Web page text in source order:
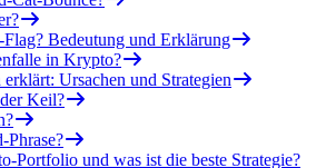
Bedeutung und Erklärung
in Krypto?
Ursachen und Strategien
Keil?
Phrase?
Portfolio und was ist die beste Strategie?